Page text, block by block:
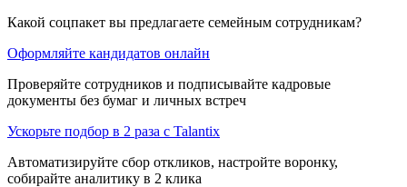
Какой соцпакет вы предлагаете семейным сотрудникам?
Оформляйте кандидатов онлайн
Проверяйте сотрудников и подписывайте кадровые
документы без бумаг и личных встреч
Ускорьте подбор в 2 раза с Talantix
Автоматизируйте сбор откликов, настройте воронку,
собирайте аналитику в 2 клика